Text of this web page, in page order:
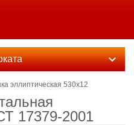
эллиптическая 530х12
17379-2001